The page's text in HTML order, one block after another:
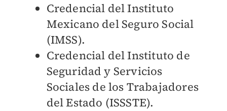
Credencial del Instituto
Mexicano del Seguro Social
(IMSS).
Credencial del Instituto de
Seguridad y Servicios
Sociales de los Trabajadores
del Estado (ISSSTE).